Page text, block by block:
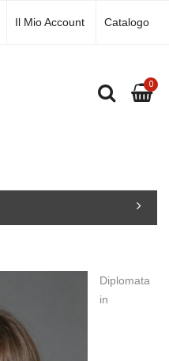
Il Mio Account Catalogo
0
Diplomata
in